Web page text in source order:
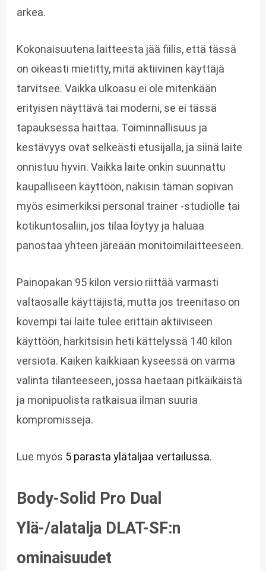
arkea.
Kokonaisuutena laitteesta jää fiilis, että tässä
on oikeasti mietitty, mitä aktiivinen käyttäjä
tarvitsee. Vaikka ulkoasu ei ole mitenkään
erityisen näyttävä tai moderni, se ei tässä
tapauksessa haittaa. Toiminnallisuus ja
kestävyys ovat selkeästi etusijalla, ja siinä laite
onnistuu hyvin. Vaikka laite onkin suunnattu
kaupalliseen käyttöön, näkisin tämän sopivan
myös esimerkiksi personal trainer -studiolle tai
kotikuntosaliin, jos tilaa löytyy ja haluaa
panostaa yhteen järeään monitoimilaitteeseen.
Painopakan 95 kilon versio riittää varmasti
valtaosalle käyttäjistä, mutta jos treenitaso on
kovempi tai laite tulee erittäin aktiiviseen
käyttöön, harkitsisin heti kättelyssä 140 kilon
versiota. Kaiken kaikkiaan kyseessä on varma
valinta tilanteeseen, jossa haetaan pitkäikäistä
ja monipuolista ratkaisua ilman suuria
kompromisseja.
Lue myös 5 parasta ylätaljaa vertailussa.
Body-Solid Pro Dual
Ylä-/alatalja DLAT-SF:n
ominaisuudet